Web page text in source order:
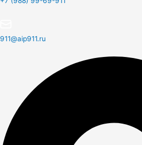
911@aip911.ru